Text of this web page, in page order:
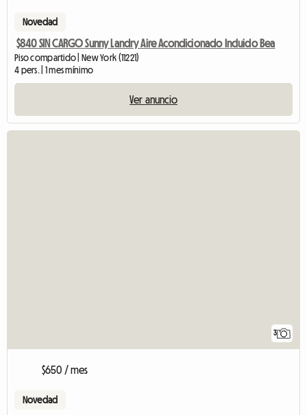
Novedad
$840 SIN CARGO Sunny Landry Aire Acondicionado Incluido Bea
Piso compartido | New York (11221)
4 pers. | 1 mes mínimo
Ver anuncio
3
$650 / mes
Novedad